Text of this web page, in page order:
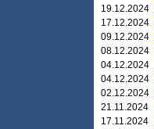
19.12.2024
17.12.2024
09.12.2024
08.12.2024
04.12.2024
04.12.2024
02.12.2024
21.11.2024
17.11.2024